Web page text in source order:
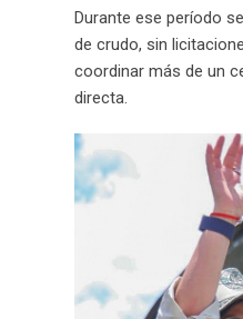
Durante ese período
de crudo, sin
coordinar más de un
directa.